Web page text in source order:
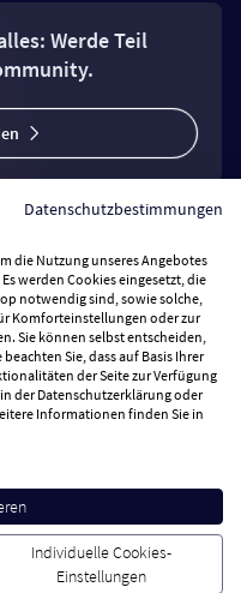
Werde Teil
Datenschutzbestimmungen
die Nutzung unseres Angebotes
werden Cookies eingesetzt, die
notwendig sind, sowie solche,
Komforteinstellungen oder zur
Sie können selbst entscheiden,
Sie, dass auf Basis Ihrer
der Seite zur Verfügung
der Datenschutzerklärung oder
Informationen finden Sie in
Individuelle Cookies-
Einstellungen